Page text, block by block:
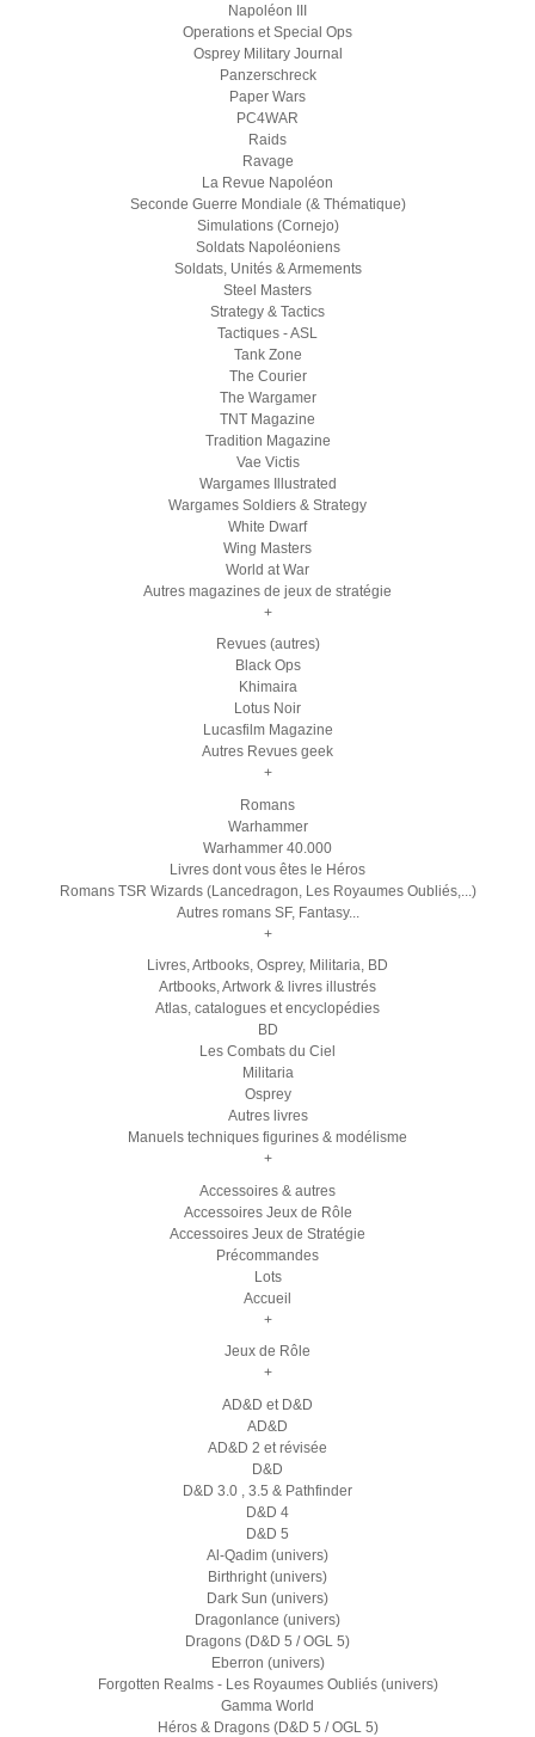
Napoléon III
Operations et Special Ops
Osprey Military Journal
Panzerschreck
Paper Wars
PC4WAR
Raids
Ravage
La Revue Napoléon
Seconde Guerre Mondiale (& Thématique)
Simulations (Cornejo)
Soldats Napoléoniens
Soldats, Unités & Armements
Steel Masters
Strategy & Tactics
Tactiques - ASL
Tank Zone
The Courier
The Wargamer
TNT Magazine
Tradition Magazine
Vae Victis
Wargames Illustrated
Wargames Soldiers & Strategy
White Dwarf
Wing Masters
World at War
Autres magazines de jeux de stratégie
+
Revues (autres)
Black Ops
Khimaira
Lotus Noir
Lucasfilm Magazine
Autres Revues geek
+
Romans
Warhammer
Warhammer 40.000
Livres dont vous êtes le Héros
Romans TSR Wizards (Lancedragon, Les Royaumes Oubliés,...)
Autres romans SF, Fantasy...
+
Livres, Artbooks, Osprey, Militaria, BD
Artbooks, Artwork & livres illustrés
Atlas, catalogues et encyclopédies
BD
Les Combats du Ciel
Militaria
Osprey
Autres livres
Manuels techniques figurines & modélisme
+
Accessoires & autres
Accessoires Jeux de Rôle
Accessoires Jeux de Stratégie
Précommandes
Lots
Accueil
+
Jeux de Rôle
+
AD&D et D&D
AD&D
AD&D 2 et révisée
D&D
D&D 3.0 , 3.5 & Pathfinder
D&D 4
D&D 5
Al-Qadim (univers)
Birthright (univers)
Dark Sun (univers)
Dragonlance (univers)
Dragons (D&D 5 / OGL 5)
Eberron (univers)
Forgotten Realms - Les Royaumes Oubliés (univers)
Gamma World
Héros & Dragons (D&D 5 / OGL 5)